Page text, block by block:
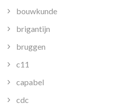
bouwkunde
brigantijn
bruggen
c11
capabel
cdc